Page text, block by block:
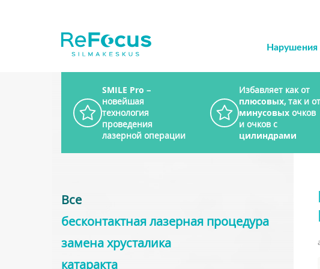
Нарушения
SMILE Pro –
новейшая
технология
проведения
лазерной операции
Избавляет как от
плюсовых, так и от
минусовых очков
и очков с
цилиндрами
Все
бесконтактная лазерная процедура
заменa хрусталика
катарактa